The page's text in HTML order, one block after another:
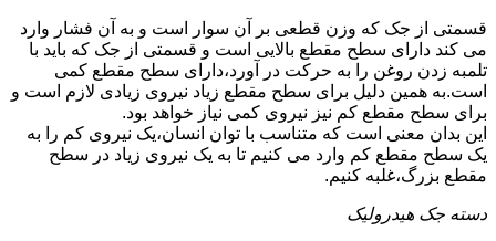
قسمتی از جک که وزن قطعی بر آن سوار است و به آن فشار وارد
می کند دارای سطح مقطع بالایی است و قسمتی از جک که باید با
تلمبه زدن روغن را به حرکت در آورد،دارای سطح مقطع کمی
است.به همین دلیل برای سطح مقطع زیاد نیروی زیادی لازم است و
برای سطح مقطع کم نیز نیروی کمی نیاز خواهد بود.
این بدان معنی است که متناسب با توان انسان،یک نیروی کم را به
یک سطح مقطع کم وارد می کنیم تا به یک نیروی زیاد در سطح
مقطع بزرگ،غلبه کنیم.
دسته جک هیدرولیک